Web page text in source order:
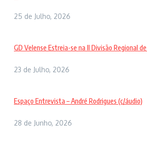
25 de Julho, 2026
GD Velense Estreia-se na II Divisão Regional
23 de Julho, 2026
Espaço Entrevista – André Rodrigues (c/áudio)
28 de Junho, 2026